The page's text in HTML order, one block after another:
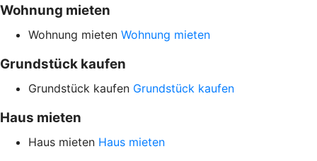
Wohnung mieten
Wohnung mieten Wohnung mieten
Grundstück kaufen
Grundstück kaufen Grundstück kaufen
Haus mieten
Haus mieten Haus mieten